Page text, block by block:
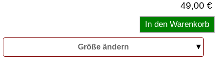
49,00 €
Größe ändern